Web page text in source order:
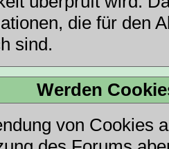
die für den
sind.
Werden
von Cookies